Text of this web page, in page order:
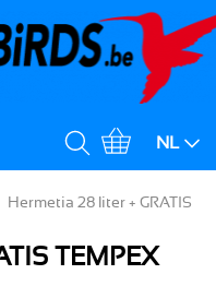
NL
Hermetia 28 liter + GRATIS
TEMPEX